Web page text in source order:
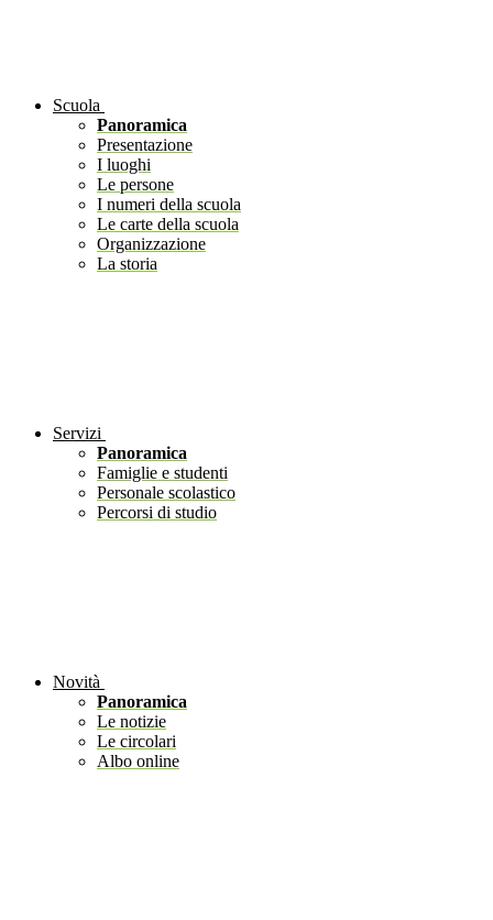
Scuola
Panoramica
Presentazione
I luoghi
Le persone
I numeri della scuola
Le carte della scuola
Organizzazione
La storia
Servizi
Panoramica
Famiglie e studenti
Personale scolastico
Percorsi di studio
Novità
Panoramica
Le notizie
Le circolari
Albo online